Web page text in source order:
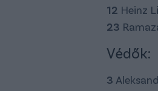
12 Heinz
23
Védők:
3